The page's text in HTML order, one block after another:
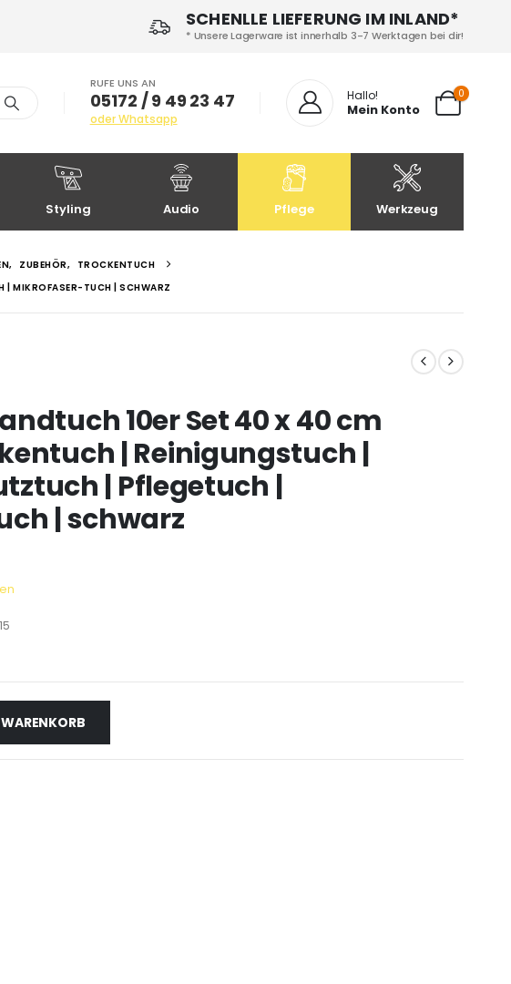
SCHENLLE LIEFERUNG IM INLAND*
* Unsere Lagerware ist innerhalb 3-7 Werktagen bei dir!
RUFE UNS AN
05172 / 9 49 23 47
oder Whatsapp
Hallo!
Mein Konto
0
Styling Audio Pflege Werkzeug
, ZUBEHÖR,
TROCKENTUCH
| MIKROFASER-TUCH | SCHWARZ
10er Set 40 x 40 cm
| Reinigungstuch |
| Pflegetuch |
| schwarz